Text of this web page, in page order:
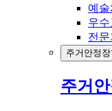
예
우
전
주거안정
주거